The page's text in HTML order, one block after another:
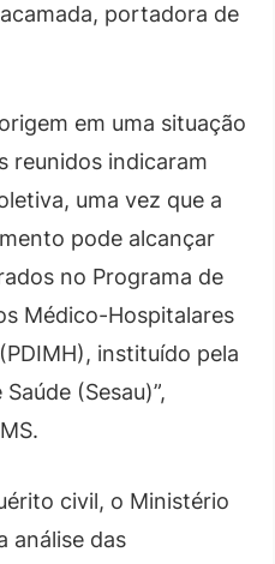
portadora de
em uma situação
reunidos indicaram
uma vez que a
pode alcançar
no Programa de
Médico-Hospitalares
instituído pela
(Sesau)”,
civil, o Ministério
análise das